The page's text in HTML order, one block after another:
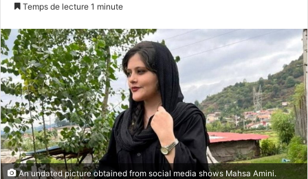
Temps de lecture 1 minute
An undated picture obtained from social media shows Mahsa Amini.